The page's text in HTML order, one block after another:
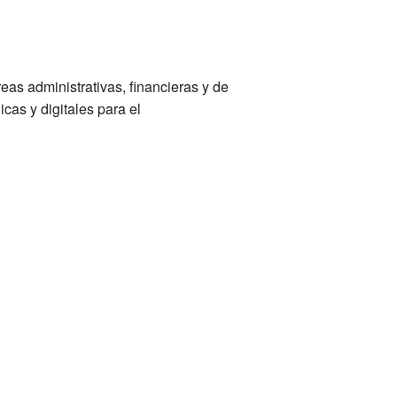
administrativas, financieras y de
y digitales para el